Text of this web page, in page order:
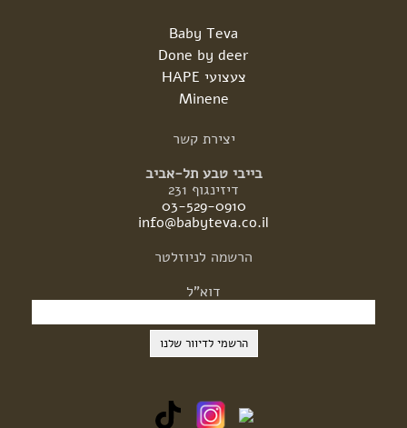
Baby Teva
Done by deer
צעצועי HAPE
Minene
יצירת קשר
בייבי טבע תל-אביב
דיזינגוף 231
03-529-0910
info@babyteva.co.il
הרשמה לניוזלטר
דוא"ל